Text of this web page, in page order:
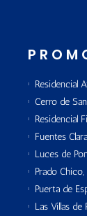
Residencial
Cerro de
Residencial
Fuentes
Luces de
Prado
Puerta de
Las Villas de